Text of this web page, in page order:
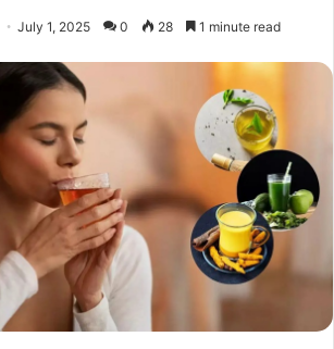
July 1, 2025 0 28 1 minute read